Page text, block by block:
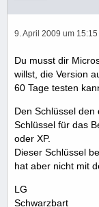
9. April 2009 um 15:15
Du musst dir
willst, die Version
60 Tage testen
Den Schlüssel
Schlüssel für das
oder XP.
Dieser Schlüssel
hat aber nicht mit
LG
Schwarzbart